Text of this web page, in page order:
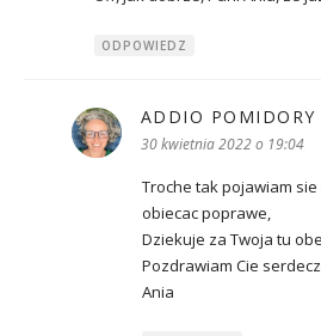
ODPOWIEDZ
ADDIO POMIDORY
30 kwietnia 2022 o 19:04
Troche tak pojawiam
obiecac poprawe,
Dziekuje za Twoja tu
Pozdrawiam Cie
Ania